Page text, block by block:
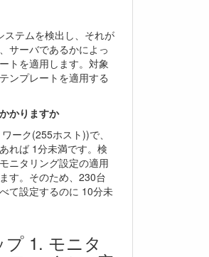
ステムを検出し、それが
サーバであるかによっ
トを適用します。対象
ンプレートを適用する
かりますか
ーク(255ホスト))で、
れば 1分未満です。検
ニタリング設定の適用
す。そのため、230台
て設定するのに 10分未
プ 1. モニタ